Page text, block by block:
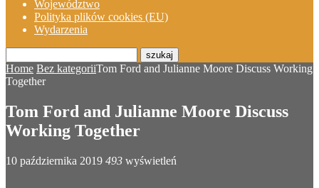
Województwo
Polityka plików cookies (EU)
Wydarzenia
szukaj
Home Bez kategoriiTom Ford and Julianne Moore Discuss Working
Together
Tom Ford and Julianne Moore Discuss
Working Together
10 października 2019 493 wyświetleń